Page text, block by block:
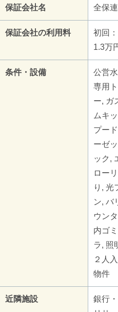
保証会社名 全保連
保証会社の利用料
初回
1.3万
条件・設備
公営
専用
ー, ガ
ムキ
プー
ーゼ
ック,
ロー
り, 光
ン, バ
ウン
内ゴ
ラ, 照
２人
物件
近隣施設
銀行